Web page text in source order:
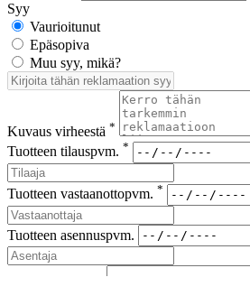
Syy
Vaurioitunut
Epäsopiva
Muu syy, mikä?
Kuvaus virheestä *
Tuotteen tilauspvm. *
Tuotteen vastaanottopvm. *
Tuotteen asennuspvm.